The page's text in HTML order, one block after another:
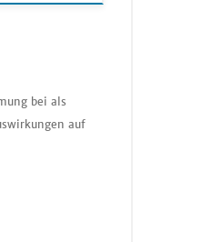
bei als
auf